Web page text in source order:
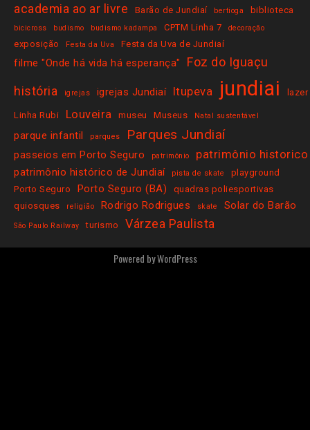
academia ao ar livre Barão de Jundiaí bertioga biblioteca
bicicross budismo budismo kadampa CPTM Linha 7 decoração
exposição Festa da Uva Festa da Uva de Jundiaí
filme "Onde há vida há esperança"
Foz do Iguaçu
história
igrejas igrejas Jundiaí Itupeva jundiai lazer
Linha Rubi Louveira museu Museus Natal sustentável
parque infantil parques Parques Jundiaí
passeios em Porto Seguro patrimônio patrimônio historico
patrimônio histórico de Jundiaí pista de skate
playground
Porto Seguro
Porto Seguro (BA)
quadras poliesportivas
quiosques
religião Rodrigo Rodrigues skate Solar do Barão
São Paulo Railway turismo Várzea Paulista
Powered byWordPress